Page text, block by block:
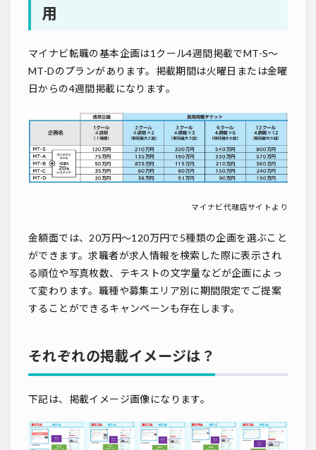
用
マイナビ転職の基本企画は1クール4週間掲載でMT-S～
MT-Dのプランがあります。掲載期間は火曜日または金曜
日からの4週間掲載になります。
マイナビ代理店サイトより
金額面では、20万円〜120万円で5種類の企画を選ぶこと
ができます。求職者が求人情報を検索した際に表示され
る順位や写真枚数、テキストの文字量などが企画によっ
て変わります。職種や募集エリア別に期間限定でご提案
することができるキャンペーンも存在します。
それぞれの掲載イメージは？
下記は、掲載イメージ画像になります。